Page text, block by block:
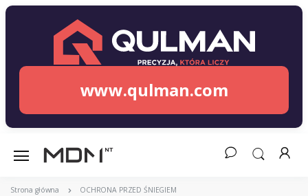
www.qulman.com
Strona główna OCHRONA PRZED ŚNIEGIEM